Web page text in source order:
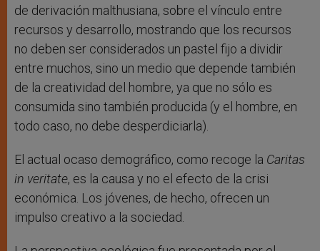
de derivación malthusiana, sobre el vínculo entre
recursos y desarrollo, mostrando que los recursos
no deben ser considerados un pastel fijo a dividir
entre muchos, sino un medio que depende también
de la creatividad del hombre, ya que no sólo es
consumida sino también producida (y el hombre, en
todo caso, no debe desperdiciarla).
El actual ocaso demográfico, como recoge la Caritas
in veritate, es la causa y no el efecto de la crisi
económica. Los jóvenes, de hecho, ofrecen un
impulso creativo a la sociedad.